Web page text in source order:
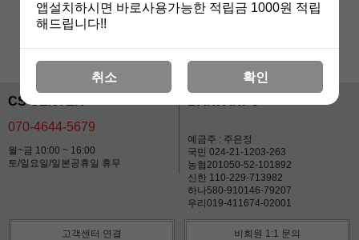
상품 준비중 입니다.
CS CENTER
070-4644-5679
월~금 10:00 ~ 16:00
토/일요일/일본공휴일 휴무
예금주 : 주은정
국민 024-21-1203-263
농협201050-52-101892
신한 110-229-713982
하나580-910146-79207
우리019-411674-02001
고객센터 연결 비회원 1:1 문의
앱설치하시면 바로사용가능한 적립금 1000원 적립
해드립니다!!
취소 확인